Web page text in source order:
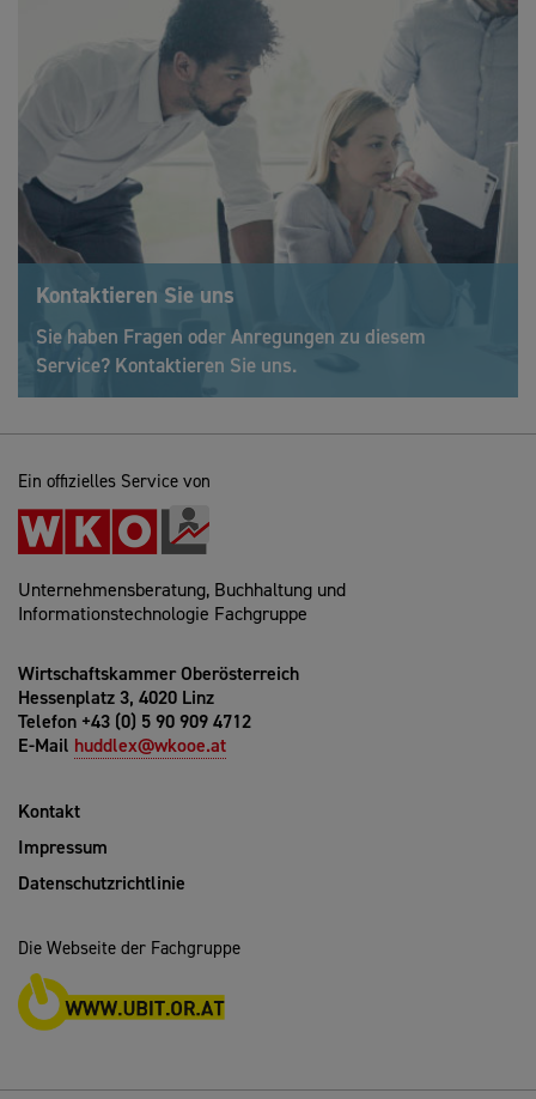
Kontaktieren Sie uns
Sie haben Fragen oder Anregungen zu diesem
Service? Kontaktieren Sie uns.
Ein offizielles Service von
Unternehmensberatung, Buchhaltung und
Informationstechnologie Fachgruppe
Wirtschaftskammer Oberösterreich
Hessenplatz 3, 4020 Linz
Telefon +43 (0) 5 90 909 4712
E-Mail huddlex@wkooe.at
Kontakt
Impressum
Datenschutzrichtlinie
Die Webseite der Fachgruppe